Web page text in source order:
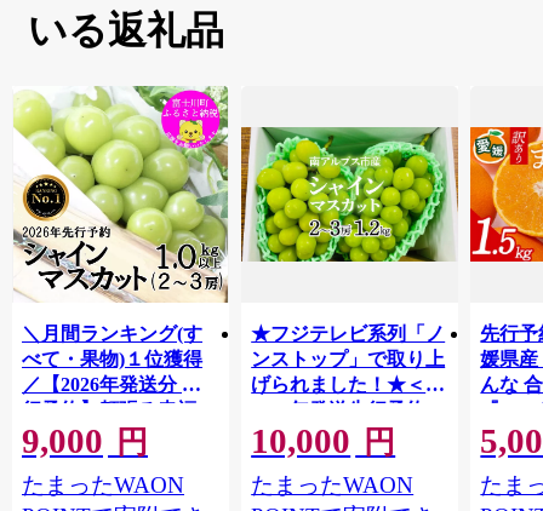
いる返礼品
＼月間ランキング(す
べて・果物)１位獲得
／【2026年発送分 先
行予約】頬張る幸福
感 〜緑の宝石・ シ
ャインマスカット 〜
１ｋｇ以上（２〜３
9,000 円
たまったWAON
★フジテレビ系列「ノ
ンストップ」で取り上
げられました！★＜
2026年発送先行予約＞
南アルプス市産シャイ
ンマスカット1.2kg以
上（2～3房） クール
10,000 円
たまったWAON
先行予
媛県産
んな
『
出荷
ご自宅
マド
たま